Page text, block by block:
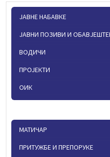
ЈАВНЕ НАБАВКЕ
ЈАВНИ ПОЗИВИ И
ВОДИЧИ
ПРОЈЕКТИ
ОИК
МАТИЧАР
ПРИТУЖБЕ И ПРЕПОРУКЕ